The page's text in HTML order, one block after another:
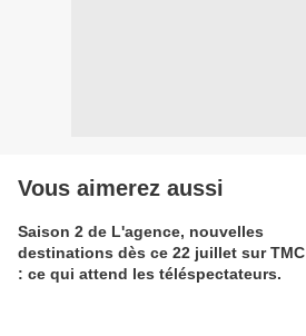
Vous aimerez aussi
Saison 2 de L'agence, nouvelles
destinations dès ce 22 juillet sur TMC
: ce qui attend les téléspectateurs.